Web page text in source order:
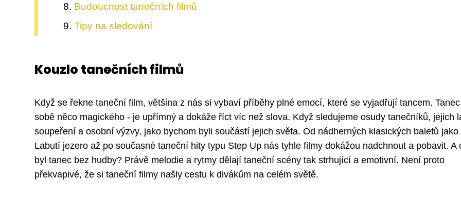
Budoucnost tanečních filmů
Tipy na sledování
Kouzlo tanečních filmů
Když se řekne taneční film, většina z nás si vybaví příběhy plné emocí, které se vyjadřují tancem.
sobě něco magického - je upřímný a dokáže říct víc než slova. Když sledujeme osudy tanečníků, jejich
soupeření a osobní výzvy, jako bychom byli součástí jejich světa. Od nádherných klasických baletů jako
Labutí jezero až po současné taneční hity typu Step Up nás tyhle filmy dokážou nadchnout a pobavit. A
byl tanec bez hudby? Právě melodie a rytmy dělají taneční scény tak strhující a emotivní. Není proto
překvapivé, že si taneční filmy našly cestu k divákům na celém světě.